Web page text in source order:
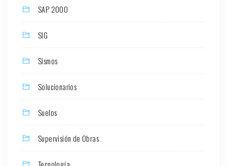
SAP 2000
SIG
Sismos
Solucionarios
Suelos
Supervisión de Obras